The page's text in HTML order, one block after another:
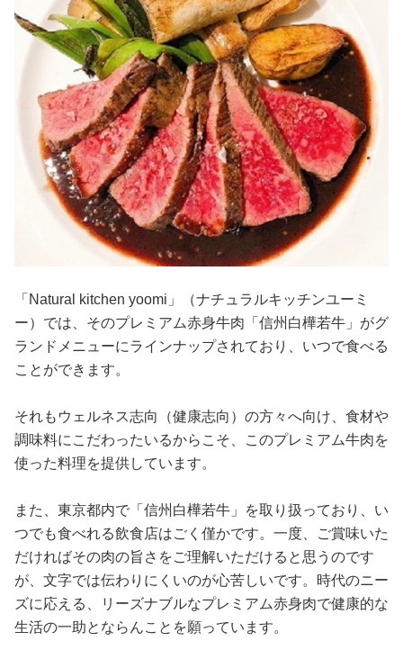
「Natural kitchen yoomi」（ナチュラルキッチンユーミ
ー）では、そのプレミアム赤身牛肉「信州白樺若牛」がグ
ランドメニューにラインナップされており、いつで食べる
ことができます。
それもウェルネス志向（健康志向）の方々へ向け、食材や
調味料にこだわったいるからこそ、このプレミアム牛肉を
使った料理を提供しています。
また、東京都内で「信州白樺若牛」を取り扱っており、い
つでも食べれる飲食店はごく僅かです。一度、ご賞味いた
だければその肉の旨さをご理解いただけると思うのです
が、文字では伝わりにくいのが心苦しいです。時代のニー
ズに応える、リーズナブルなプレミアム赤身肉で健康的な
生活の一助とならんことを願っています。